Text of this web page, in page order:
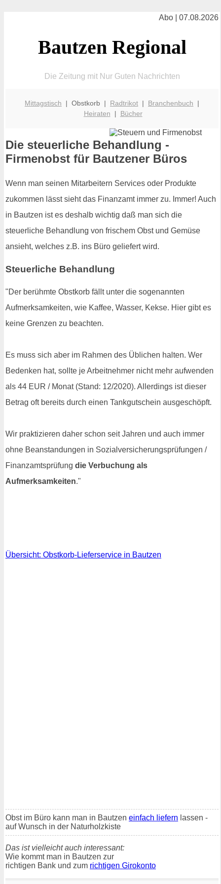
Abo | 07.08.2026
Bautzen Regional
Die Zeitung mit Nur Guten Nachrichten
Mittagstisch | Obstkorb | Radtrikot | Branchenbuch |
Heiraten | Bücher
Die steuerliche Behandlung -
Firmenobst für Bautzener Büros
Wenn man seinen Mitarbeitern Services oder Produkte
zukommen lässt sieht das Finanzamt immer zu. Immer! Auch
in Bautzen ist es deshalb wichtig daß man sich die
steuerliche Behandlung von frischem Obst und Gemüse
ansieht, welches z.B. ins Büro geliefert wird.
Steuerliche Behandlung
"Der berühmte Obstkorb fällt unter die sogenannten
Aufmerksamkeiten, wie Kaffee, Wasser, Kekse. Hier gibt es
keine Grenzen zu beachten.
Es muss sich aber im Rahmen des Üblichen halten. Wer
Bedenken hat, sollte je Arbeitnehmer nicht mehr aufwenden
als 44 EUR / Monat (Stand: 12/2020). Allerdings ist dieser
Betrag oft bereits durch einen Tankgutschein ausgeschöpft.
Wir praktizieren daher schon seit Jahren und auch immer
ohne Beanstandungen in Sozialversicherungsprüfungen /
Finanzamtsprüfung die Verbuchung als
Aufmerksamkeiten."
Übersicht: Obstkorb-Lieferservice in Bautzen
Obst im Büro kann man in Bautzen einfach liefern lassen -
auf Wunsch in der Naturholzkiste
Das ist vielleicht auch interessant:
Wie kommt man in Bautzen zur
richtigen Bank und zum richtigen Girokonto